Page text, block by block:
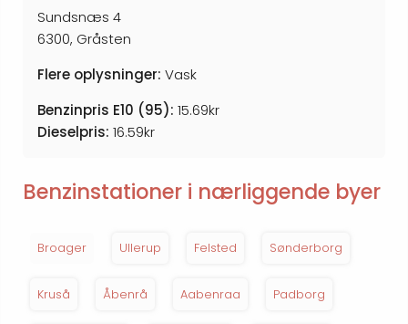
Sundsnæs 4
6300, Gråsten
Flere oplysninger: Vask
Benzinpris E10 (95): 15.69kr
Dieselpris: 16.59kr
Benzinstationer i nærliggende byer
Broager Ullerup Felsted Sønderborg
Kruså Åbenrå Aabenraa Padborg